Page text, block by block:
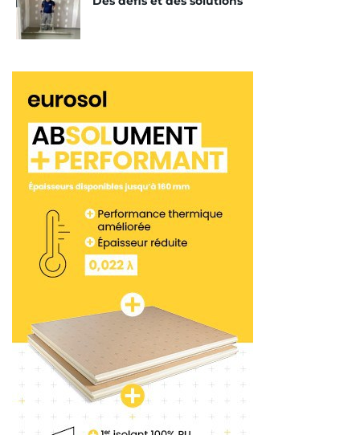
seulement. Ou de poser des revêtements de sol
sensibles à l’humidité (parquets, moquettes,
d’épaisseur). Les propriétés mécaniques de la
formulation et la présence de fibres de renfort
réduites. Sans la nécessité de treillis d’armature (à
partir de 2,5 cm en adhérence au support ou de 4
cm en pose désolidarisée).
Latermix
Fast pèse 30 % de moins que les chapes
traditionnelles ou fluides (1 250 kg/m
fois posées). De ce fait, il est particulièrement
indiqué pour la rénovation de planchers. Et de
toitures existantes. Ou en zone sismique, afin
d’éviter des surcharges.
<< Partie 5
Tags: Cemex Advanci Chape Parexlanko